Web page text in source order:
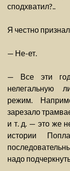
сподхватил?..
Я честно
— Не-ет.
— Все эти
нелегальную
режим.
зарезало
и т. д. — это же
истории
надо